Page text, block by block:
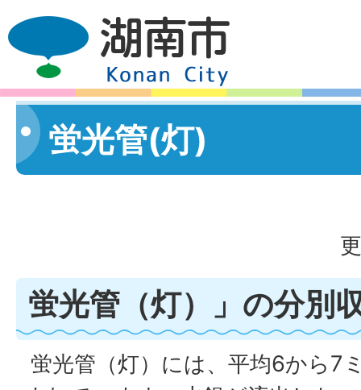
蛍光管(灯)
蛍光管（灯）」の分別
蛍光管（灯）には、平均6から7